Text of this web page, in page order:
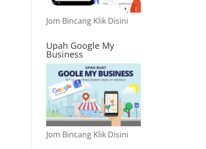
Jom Bincang Klik Disini
Upah Google My
Business
Jom Bincang Klik Disini